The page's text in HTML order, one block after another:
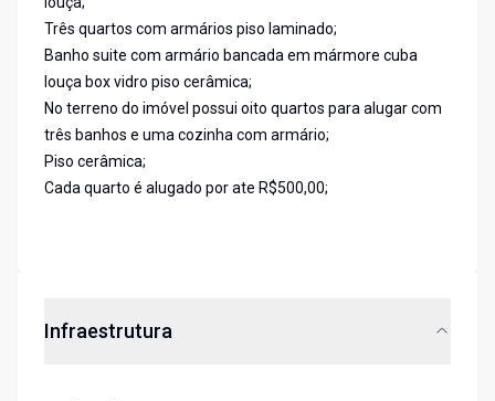
Três quartos com armários piso laminado;
Banho suite com armário bancada em mármore cuba
louça box vidro piso cerâmica;
No terreno do imóvel possui oito quartos para alugar com
três banhos e uma cozinha com armário;
Piso cerâmica;
Cada quarto é alugado por ate R$500,00;
Infraestrutura